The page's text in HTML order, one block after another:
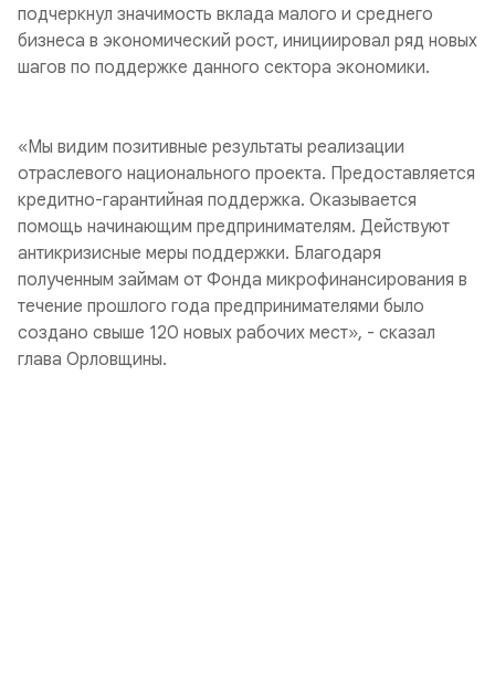
подчеркнул значимость вклада малого и среднего
бизнеса в экономический рост, инициировал ряд новых
шагов по поддержке данного сектора экономики.
«Мы видим позитивные результаты реализации
отраслевого национального проекта. Предоставляется
кредитно-гарантийная поддержка. Оказывается
помощь начинающим предпринимателям. Действуют
антикризисные меры поддержки. Благодаря
полученным займам от Фонда микрофинансирования в
течение прошлого года предпринимателями было
создано свыше 120 новых рабочих мест», - сказал
глава Орловщины.